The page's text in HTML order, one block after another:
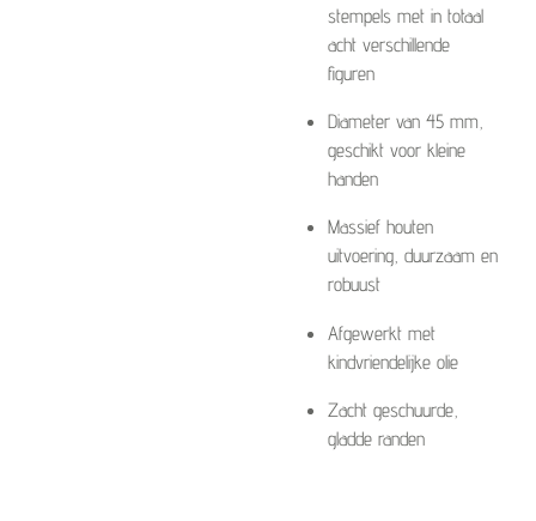
stempels met in totaal
acht verschillende
figuren
Diameter van 45 mm,
geschikt voor kleine
handen
Massief houten
uitvoering, duurzaam en
robuust
Afgewerkt met
kindvriendelijke olie
Zacht geschuurde,
gladde randen